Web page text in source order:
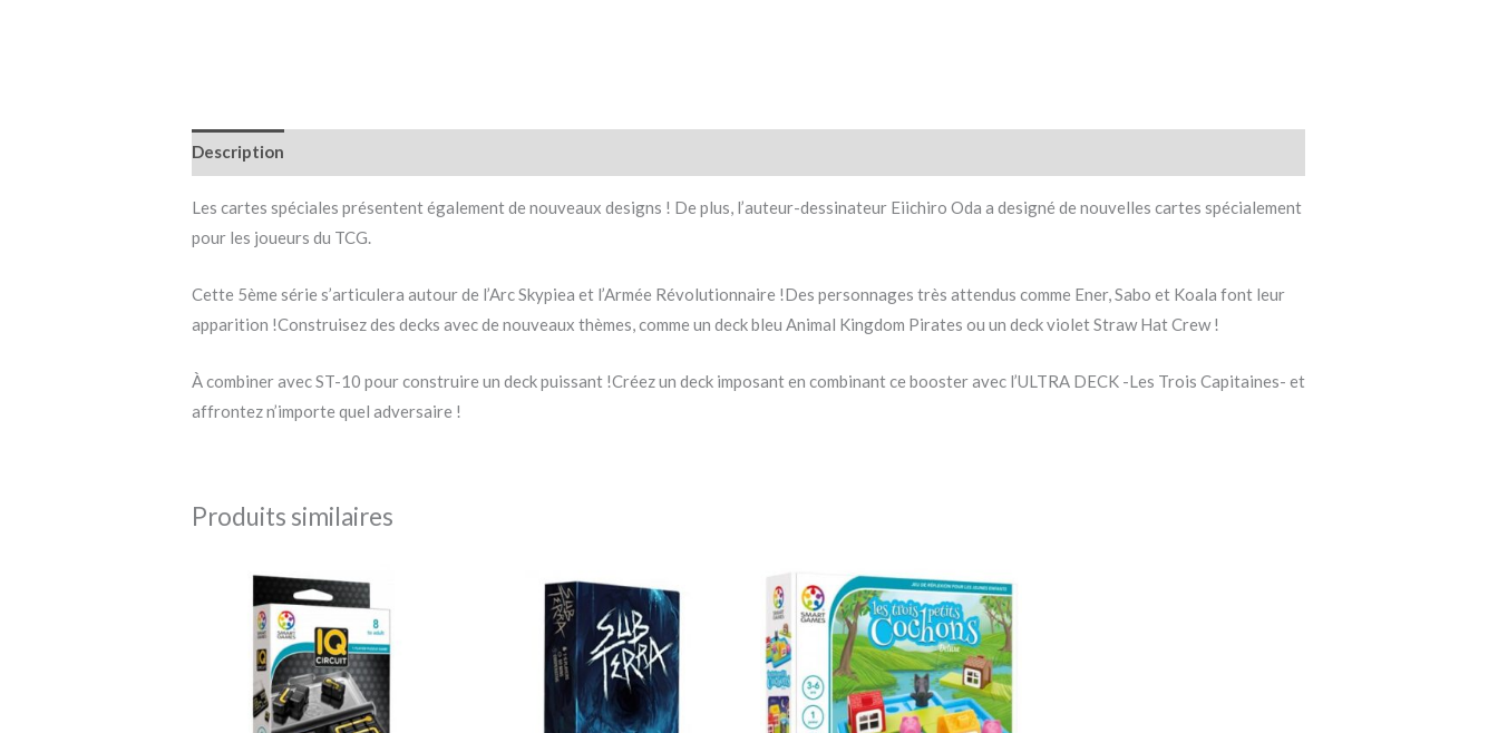
Description
Les cartes spéciales présentent également de nouveaux designs ! De plus, l’auteur-dessinateur Eiichiro Oda a designé de nouvelles cartes spécialement
pour les joueurs du TCG.
Cette 5ème série s’articulera autour de l’Arc Skypiea et l’Armée Révolutionnaire !Des personnages très attendus comme Ener, Sabo et Koala font leur
apparition !Construisez des decks avec de nouveaux thèmes, comme un deck bleu Animal Kingdom Pirates ou un deck violet Straw Hat Crew !
À combiner avec ST-10 pour construire un deck puissant !Créez un deck imposant en combinant ce booster avec l’ULTRA DECK -Les Trois Capitaines- et
affrontez n’importe quel adversaire !
Produits similaires